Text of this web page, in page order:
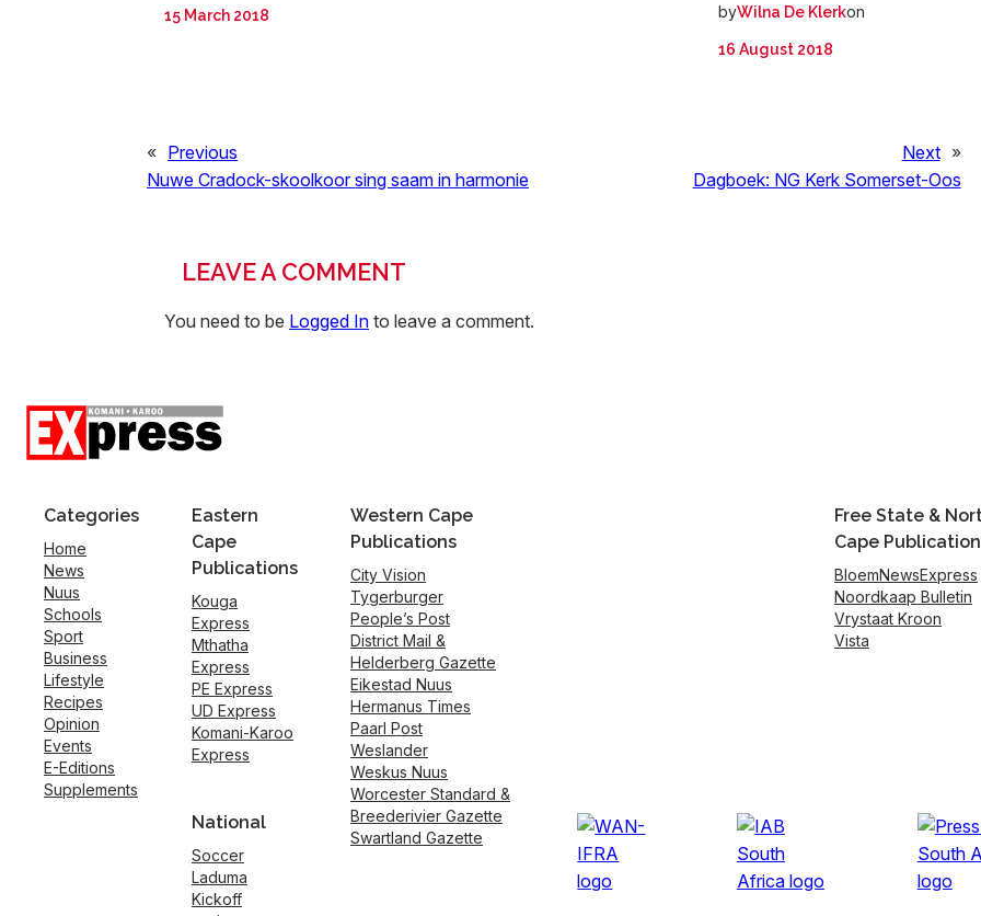
15 March 2018 byWilna De Klerkon
16 August 2018
« Previous
Nuwe Cradock-skoolkoor sing saam in harmonie
Next »
Dagboek: NG Kerk Somerset-Oos
LEAVE A COMMENT
You need to be Logged In to leave a comment.
Categories
Home
News
Nuus
Schools
Sport
Business
Lifestyle
Recipes
Opinion
Events
E-Editions
Supplements
Eastern
Cape
Publications
Kouga
Express
Mthatha
Express
PE Express
UD Express
Komani-Karoo
Express
National
Soccer
Laduma
Kickoff
Western Cape
Publications
City Vision
Tygerburger
People’s Post
District Mail &
Helderberg Gazette
Eikestad Nuus
Hermanus Times
Paarl Post
Weslander
Weskus Nuus
Worcester Standard &
Breederivier Gazette
Swartland Gazette
Free State &
Cape
BloemNewsExpress
Noordkaap Bulletin
Vrystaat Kroon
Vista